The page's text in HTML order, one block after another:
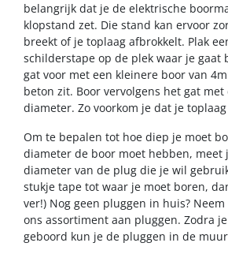
belangrijk dat je de elektrische
klopstand zet. Die stand kan ervoor
breekt of je toplaag afbrokkelt. Plak
schilderstape op de plek waar je gaat
gat voor met een kleinere boor van
beton zit. Boor vervolgens het gat met
diameter. Zo voorkom je dat je
Om te bepalen tot hoe diep je moet
diameter de boor moet hebben, meet
diameter van de plug die je wil
stukje tape tot waar je moet boren,
ver!) Nog geen pluggen in huis?
ons assortiment aan pluggen. Zodra
geboord kun je de pluggen in de